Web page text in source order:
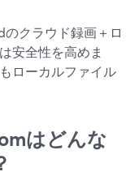
クラウド録画＋ロ
安全性を高めま
ローカルファイル
はどんな